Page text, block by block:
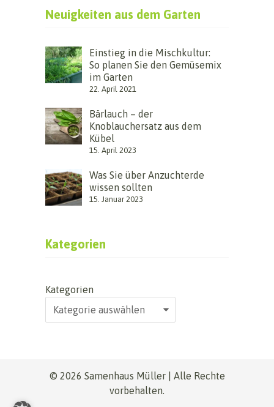
Neuigkeiten aus dem Garten
Einstieg in die Mischkultur:
So planen Sie den Gemüsemix
im Garten
22. April 2021
Bärlauch – der
Knoblauchersatz aus dem
Kübel
15. April 2023
Was Sie über Anzuchterde
wissen sollten
15. Januar 2023
Kategorien
Kategorien
© 2026 Samenhaus Müller | Alle Rechte
vorbehalten.